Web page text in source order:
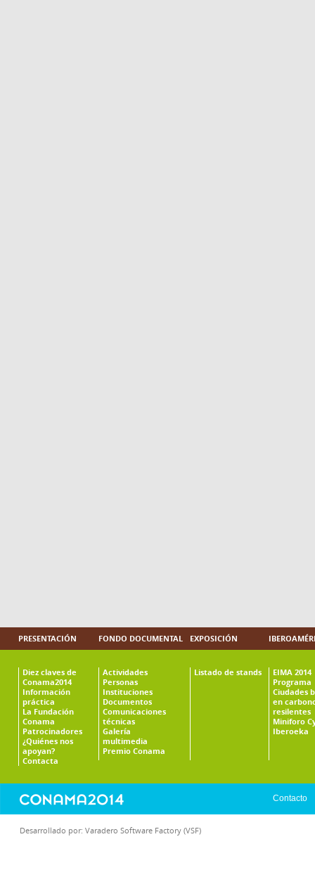
PRESENTACIÓN
Diez claves de
Conama2014
Información
práctica
La Fundación
Conama
Patrocinadores
¿Quiénes nos
apoyan?
Contacta
FONDO DOCUMENTAL
Actividades
Personas
Instituciones
Documentos
Comunicaciones
técnicas
Galería
multimedia
Premio Conama
EXPOSICIÓN
Listado de stands
EIMA 2014
Programa
Ciudades
en
resilentes
Miniforo
Iberoeka
Contacto
Desarrollado por: Varadero Software Factory (VSF)